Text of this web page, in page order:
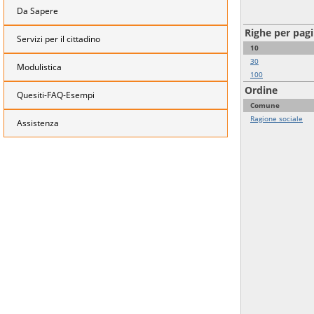
Da Sapere
Servizi per il cittadino
Modulistica
Quesiti-FAQ-Esempi
Assistenza
Righe per
10
30
100
Ordine
Comune
Ragione sociale